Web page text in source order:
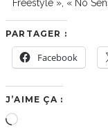
Freestyle », « No
PARTAGER :
Facebook
J’AIME ÇA :
Chargement…